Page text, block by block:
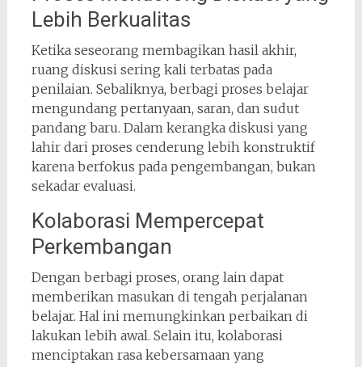
Lebih Berkualitas
Ketika seseorang membagikan hasil akhir,
ruang diskusi sering kali terbatas pada
penilaian. Sebaliknya, berbagi proses belajar
mengundang pertanyaan, saran, dan sudut
pandang baru. Dalam kerangka diskusi yang
lahir dari proses cenderung lebih konstruktif
karena berfokus pada pengembangan, bukan
sekadar evaluasi.
Kolaborasi Mempercepat
Perkembangan
Dengan berbagi proses, orang lain dapat
memberikan masukan di tengah perjalanan
belajar. Hal ini memungkinkan perbaikan di
lakukan lebih awal. Selain itu, kolaborasi
menciptakan rasa kebersamaan yang